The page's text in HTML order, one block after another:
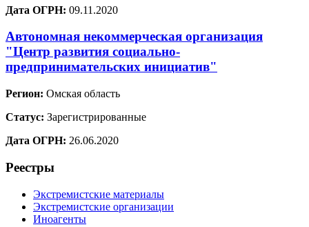
Дата ОГРН: 09.11.2020
Автономная некоммерческая организация
"Центр развития социально-
предпринимательских инициатив"
Регион: Омская область
Статус: Зарегистрированные
Дата ОГРН: 26.06.2020
Реестры
Экстремистские материалы
Экстремистские организации
Иноагенты